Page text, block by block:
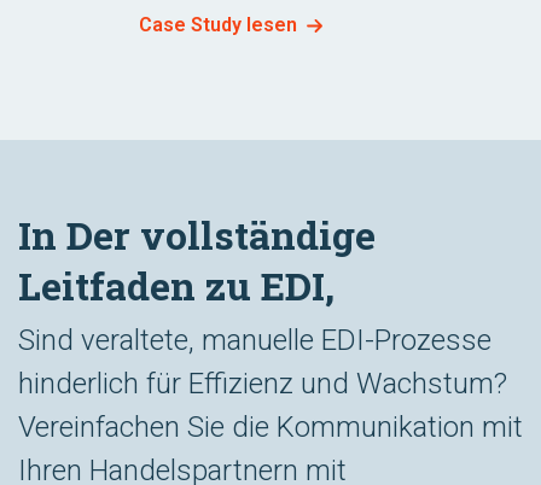
Case Study lesen
In Der vollständige
Leitfaden zu EDI,
Sind veraltete, manuelle EDI-Prozesse
hinderlich für Effizienz und Wachstum?
Vereinfachen Sie die Kommunikation mit
Ihren Handelspartnern mit